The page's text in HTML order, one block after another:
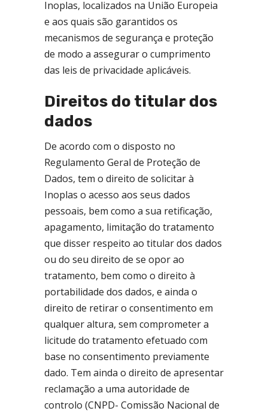
Inoplas, localizados na União Europeia
e aos quais são garantidos os
mecanismos de segurança e proteção
de modo a assegurar o cumprimento
das leis de privacidade aplicáveis.
Direitos do titular dos
dados
De acordo com o disposto no
Regulamento Geral de Proteção de
Dados, tem o direito de solicitar à
Inoplas o acesso aos seus dados
pessoais, bem como a sua retificação,
apagamento, limitação do tratamento
que disser respeito ao titular dos dados
ou do seu direito de se opor ao
tratamento, bem como o direito à
portabilidade dos dados, e ainda o
direito de retirar o consentimento em
qualquer altura, sem comprometer a
licitude do tratamento efetuado com
base no consentimento previamente
dado. Tem ainda o direito de apresentar
reclamação a uma autoridade de
controlo (CNPD- Comissão Nacional de